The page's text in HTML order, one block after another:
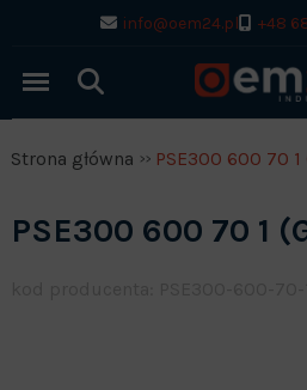
info@oem24.pl +48
Strona główna PSE300 600 70 1
PSE300 600 70 1